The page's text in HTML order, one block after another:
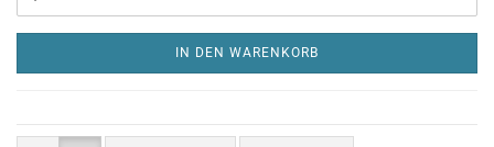
IN DEN WARENKORB